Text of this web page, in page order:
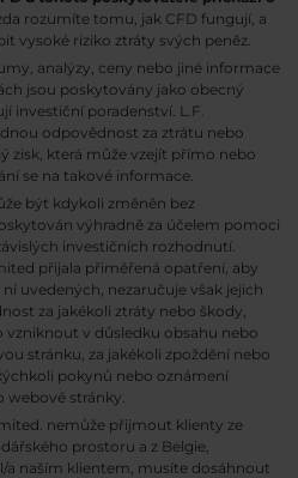
rozumíte tomu, jak CFD fungují, a
vysoké riziko ztráty svých peněz.
analýzy, ceny nebo jiné informace
jsou poskytovány jako obecný
investiční poradenství. L.F.
odpovědnost za ztrátu nebo
zisk, která může vzejít přímo nebo
se na takové informace.
být kdykoli změněn bez
výhradně za účelem pomoci
investičních rozhodnutí.
přijala přiměřená opatření, aby
uvedených, nezaručuje však jejich
za jakékoli ztráty nebo škody,
v důsledku obsahu nebo
stránku, za jakékoli zpoždění nebo
pokynů nebo oznámení
stránky.
nemůže přijmout klienty ze
prostoru a z Belgie,
a naším klientem, musíte dosáhnout